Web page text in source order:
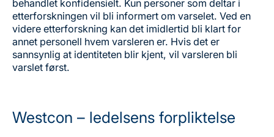
behandlet konfidensielt. Kun personer som deltar i
etterforskningen vil bli informert om varselet. Ved en
videre etterforskning kan det imidlertid bli klart for
annet personell hvem varsleren er. Hvis det er
sannsynlig at identiteten blir kjent, vil varsleren bli
varslet først.
Westcon – ledelsens forpliktelse